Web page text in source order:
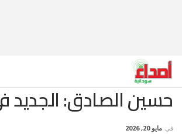
حسين الصادق: الجديد
في مايو 20, 2026